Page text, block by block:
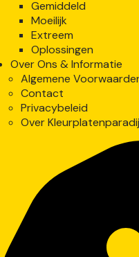
Gemiddeld
Moeilijk
Extreem
Oplossingen
Over Ons & Informatie
Algemene
Contact
Privacybeleid
Over